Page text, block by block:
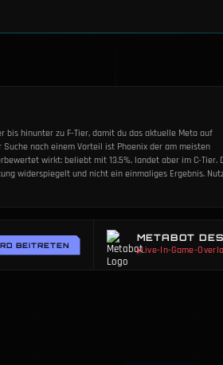
bis hinunter zu F-Tier, damit du das aktuelle Meta auf
nach einem Vorteil ist Phoenix der am meisten
wirkt: beliebt mit 13.5%, landet aber im C-Tier.
widerspiegelt und nicht ein einmaliges Ergebnis.
BEITRETEN
METABOT